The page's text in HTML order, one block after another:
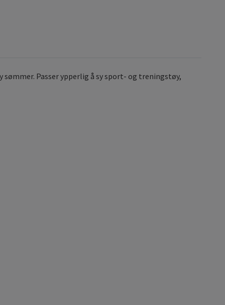
Passer ypperlig å sy sport- og treningstøy,